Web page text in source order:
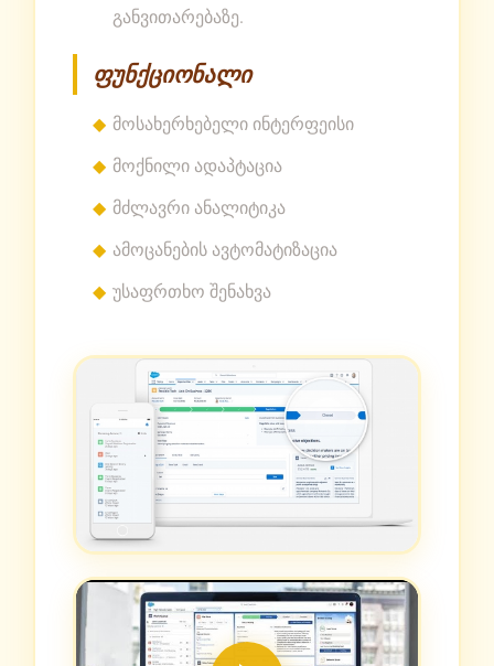
განვითარებაზე.
ფუნქციონალი
მოსახერხებელი ინტერფეისი
მოქნილი ადაპტაცია
მძლავრი ანალიტიკა
ამოცანების ავტომატიზაცია
უსაფრთხო შენახვა